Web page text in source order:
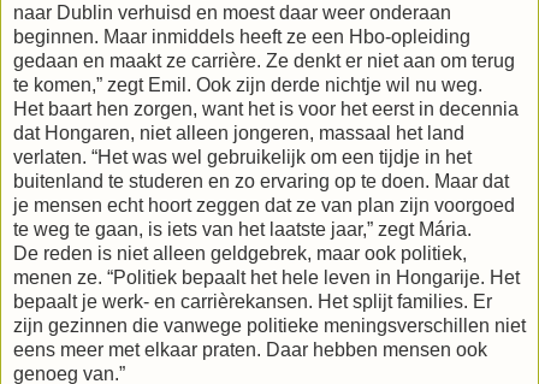
naar Dublin verhuisd en moest daar weer onderaan
beginnen. Maar inmiddels heeft ze een Hbo-opleiding
gedaan en maakt ze carrière. Ze denkt er niet aan om terug
te komen,” zegt Emil. Ook zijn derde nichtje wil nu weg.
Het baart hen zorgen, want het is voor het eerst in decennia
dat Hongaren, niet alleen jongeren, massaal het land
verlaten. “Het was wel gebruikelijk om een tijdje in het
buitenland te studeren en zo ervaring op te doen. Maar dat
je mensen echt hoort zeggen dat ze van plan zijn voorgoed
te weg te gaan, is iets van het laatste jaar,” zegt Mária.
De reden is niet alleen geldgebrek, maar ook politiek,
menen ze. “Politiek bepaalt het hele leven in Hongarije. Het
bepaalt je werk- en carrièrekansen. Het splijt families. Er
zijn gezinnen die vanwege politieke meningsverschillen niet
eens meer met elkaar praten. Daar hebben mensen ook
genoeg van.”